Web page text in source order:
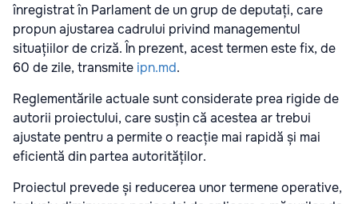
înregistrat în Parlament de un grup de deputați, care
propun ajustarea cadrului privind managementul
situațiilor de criză. În prezent, acest termen este fix, de
60 de zile, transmite ipn.md.
Reglementările actuale sunt considerate prea rigide de
autorii proiectului, care susțin că acestea ar trebui
ajustate pentru a permite o reacție mai rapidă și mai
eficientă din partea autorităților.
Proiectul prevede și reducerea unor termene operative,